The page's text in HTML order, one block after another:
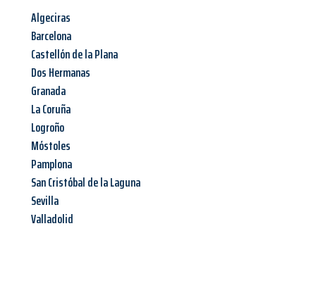
Algeciras
Barcelona
Castellón de la Plana
Dos Hermanas
Granada
La Coruña
Logroño
Móstoles
Pamplona
San Cristóbal de la Laguna
Sevilla
Valladolid